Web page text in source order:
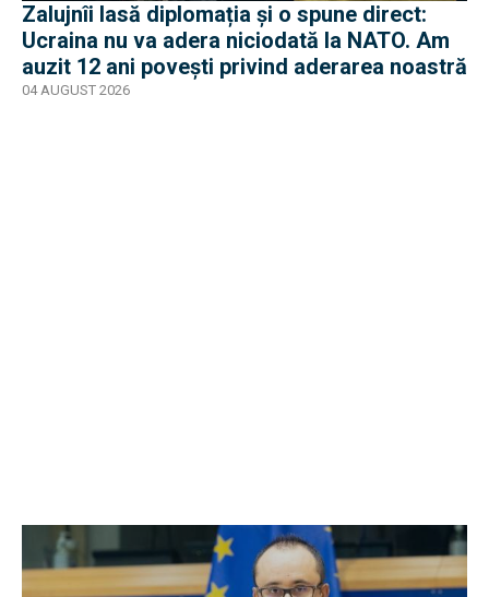
Zalujnîi lasă diplomația și o spune direct:
Ucraina nu va adera niciodată la NATO. Am
auzit 12 ani povești privind aderarea noastră
04 AUGUST 2026